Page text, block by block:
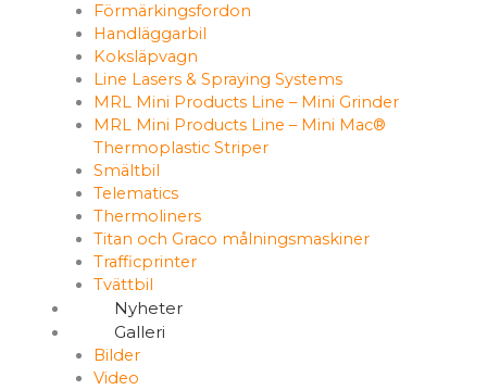
Förmärkingsfordon
Handläggarbil
Koksläpvagn
Line Lasers & Spraying Systems
MRL Mini Products Line – Mini Grinder
MRL Mini Products Line – Mini Mac®
Thermoplastic Striper
Smältbil
Telematics
Thermoliners
Titan och Graco målningsmaskiner
Trafficprinter
Tvättbil
Nyheter
Galleri
Bilder
Video